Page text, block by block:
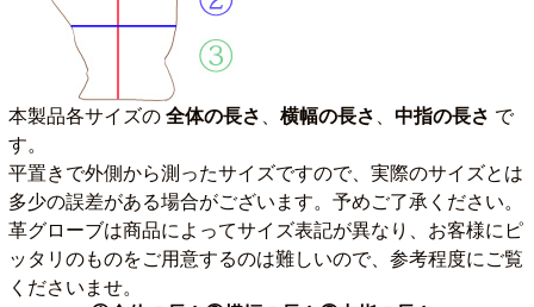
本製品各サイズの 全体の長さ 横幅の長さ 中指の長さ で
す。
平置きで外側から測ったサイズですので、実際のサイズとは
多少の誤差がある場合がございます。予めご了承ください。
革グローブは商品によってサイズ表記が異なり、お客様にピ
ッタリのものをご用意するのは難しいので、参考程度にご覧
くださいませ。